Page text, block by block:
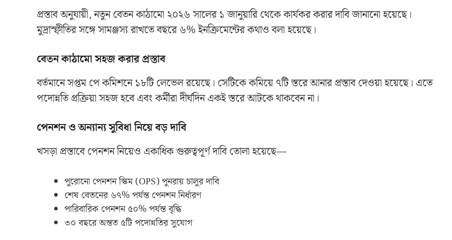
প্রস্তাব অনুযায়ী, নতুন বেতন কাঠামো ২০২৬ সালের ১ জানুয়ারি থেকে কার্যকর করার দাবি জানানো হয়েছে।
মুদ্রাস্ফীতির সঙ্গে সামঞ্জস্য রাখতে বছরে ৬% ইনক্রিমেন্টের কথাও বলা হয়েছে।
বেতন কাঠামো সহজ করার প্রস্তাব
বর্তমানে সপ্তম পে কমিশনে ১৮টি লেভেল রয়েছে। সেটিকে কমিয়ে ৭টি স্তরে আনার প্রস্তাব দেওয়া হয়েছে। এতে
পদোন্নতি প্রক্রিয়া সহজ হবে এবং কর্মীরা দীর্ঘদিন একই স্তরে আটকে থাকবেন না।
পেনশন ও অন্যান্য সুবিধা নিয়ে বড় দাবি
খসড়া প্রস্তাবে পেনশন নিয়েও একাধিক গুরুত্বপূর্ণ দাবি তোলা হয়েছে—
পুরোনো পেনশন স্কিম (OPS) পুনরায় চালুর দাবি
শেষ বেতনের ৬৭% পর্যন্ত পেনশন নির্ধারণ
পারিবারিক পেনশন ৫০% পর্যন্ত বৃদ্ধি
৩০ বছরে অন্তত ৫টি পদোন্নতির সুযোগ